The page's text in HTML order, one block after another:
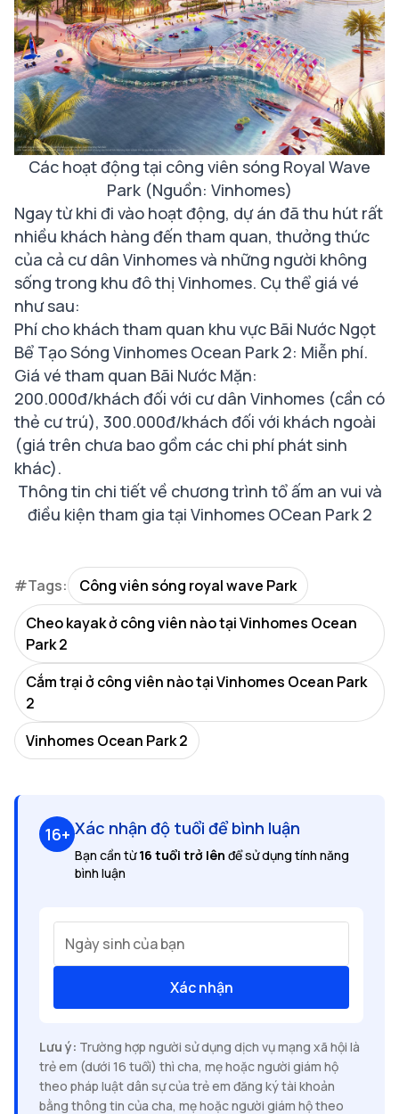
Các hoạt động tại công viên sóng Royal Wave
Park (Nguồn: Vinhomes)
Ngay từ khi đi vào hoạt động, dự án đã thu hút rất
nhiều khách hàng đến tham quan, thưởng thức
của cả cư dân Vinhomes và những người không
sống trong khu đô thị Vinhomes. Cụ thể giá vé
như sau:
Phí cho khách tham quan khu vực Bãi Nước Ngọt
Bể Tạo Sóng Vinhomes Ocean Park 2: Miễn phí.
Giá vé tham quan Bãi Nước Mặn:
200.000đ/khách đối với cư dân Vinhomes (cần có
thẻ cư trú), 300.000đ/khách đối với khách ngoài
(giá trên chưa bao gồm các chi phí phát sinh
khác).
Thông tin chi tiết về chương trình tổ ấm an vui và
điều kiện tham gia tại Vinhomes OCean Park 2
#Tags:
Công viên sóng royal wave Park
Cheo kayak ở công viên nào tại Vinhomes Ocean
Park 2
Cắm trại ở công viên nào tại Vinhomes Ocean Park
2
Vinhomes Ocean Park 2
16+ Xác nhận độ tuổi để bình luận
Bạn cần từ16 tuổi trở lên để sử dụng tính năng
bình luận
Ngày sinh của bạn
Xác nhận
Lưu ý: Trường hợp người sử dụng dịch vụ mạng xã hội là
trẻ em (dưới 16 tuổi) thì cha, mẹ hoặc người giám hộ
theo pháp luật dân sự của trẻ em đăng ký tài khoản
bằng thông tin của cha, mẹ hoặc người giám hộ theo